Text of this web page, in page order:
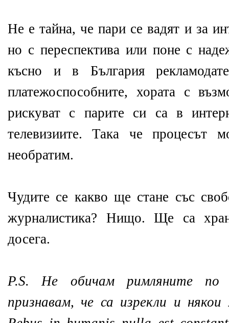
Не е тайна, че пари се вадят и за
но с переспектива или поне с
късно и в България
платежоспособните, хората с
рискуват с парите си са в
телевизиите. Така че
необратим.
Чудите се какво ще стане със
журналистика? Нищо. Ще са
досега.
P.S. Не обичам римляните по
признавам, че са изрекли и